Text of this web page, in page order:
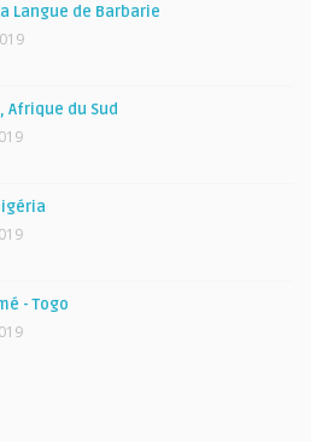
Langue de Barbarie
Afrique du Sud
- Togo